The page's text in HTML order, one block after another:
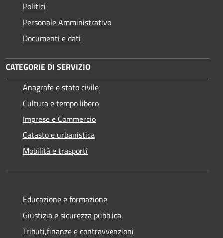
Politici
Personale Amministrativo
Documenti e dati
CATEGORIE DI SERVIZIO
Anagrafe e stato civile
Cultura e tempo libero
Imprese e Commercio
Catasto e urbanistica
Mobilità e trasporti
Educazione e formazione
Giustizia e sicurezza pubblica
Tributi,finanze e contravvenzioni